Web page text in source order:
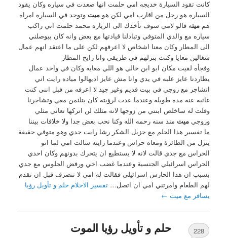
كانت تقود السيارة خديجه امي حلمت انها صعدت في سياره وكان يقود
السياره هو رجل من اقارب امي لكن هوميت وتوجد في السياره امراه
همميته قالو لامي سوف نأخذك الى الزياره محمد حلمت اني راكب
سياره مع والدي المتوفي وتبادلنا قيادتها مع بعض وانه كان بيوصلني
الى المطار وكان معنا اشخاص لا اعرفهم لكن على ما اعتقد انهم عمال
شغالين معايا وكنت بنزلهم في طريقي وانا رايح المطار
وفجأه لقيت مكان ابو ابن خالي هو اللي معايه وكان في واحد عمال
يطاردنا عايز علبه في يدي وانا مش عايز اديهالوا مياده رايت اني
اتشاجر مع زوجي في بيت قديم وغير جيد ﻻ اعرفه من فبل انني كنت
غائبه عنه مده طويله وعندما عدت لرؤيته كان يتلئمن معي وتشاجرنا
وقلت له ساخلص ابنتي من زوجها لانه مثلك لن اتركها تعاني مثلي
وزوجيميت منذ سنه رحمه الله وكنا نحب بعض جدا ولا خلافات بيننا
ما تفسير هذا الحلم مع جزيل الشكر رشا رايت جدي وهو متوفي حقيقة
ينزل من الطائرة ومعاه حراس وعندما رايته سالت امي لما اتو
الحراس مع جدي قالت لانه لا يستطيع ان يتحرك بدونهم وكان احدي
الحراس اسرائيلي الجنسية وعندما غضب اخي ورفض الجلوس مع جدي
بسبب ان هذا الحارس اسرائيلي فقالت له امي لا تنصرف قبل ان نقدم
لهم الطعام وامرتني امي ان اتصل…تفسير الاحلام حلم و تأويل رؤيا
يسافر مع ميت ←
حلم و تأويل رؤيا الموت
228